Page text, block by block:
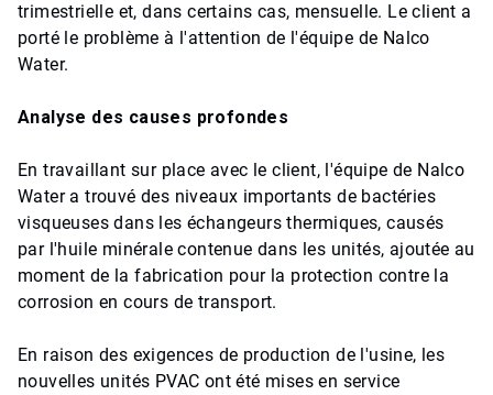
trimestrielle et, dans certains cas, mensuelle. Le client a
porté le problème à l'attention de l'équipe de Nalco
Water.
Analyse des causes profondes
En travaillant sur place avec le client, l'équipe de Nalco
Water a trouvé des niveaux importants de bactéries
visqueuses dans les échangeurs thermiques, causés
par l'huile minérale contenue dans les unités, ajoutée au
moment de la fabrication pour la protection contre la
corrosion en cours de transport.
En raison des exigences de production de l'usine, les
nouvelles unités PVAC ont été mises en service